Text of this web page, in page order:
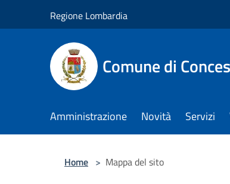
Regione Lombardia
Comune di
Amministrazione Novità Servizi
Home > Mappa del sito